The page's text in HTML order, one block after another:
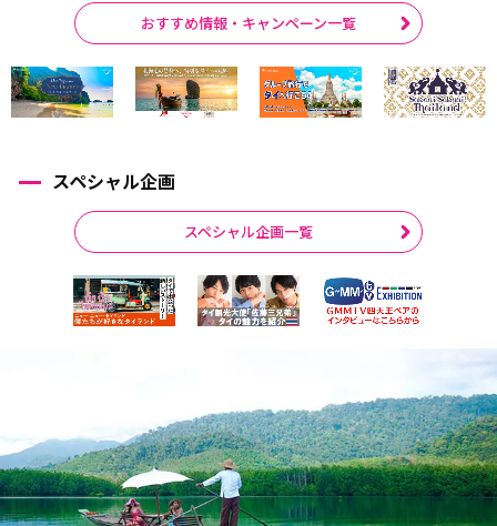
おすすめ情報・キャンペーン一覧
スペシャル企画
スペシャル企画一覧